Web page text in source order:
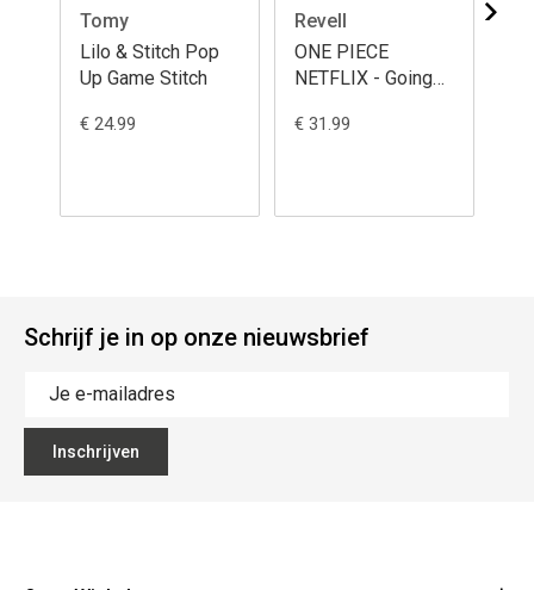
Tomy
Lilo & Stitch Pop
Up Game Stitch
€ 24.99
Revell
ONE PIECE
NETFLIX - Going
112pcs
€ 31.99
Schrijf je in op onze nieuwsbrief
Inschrijven